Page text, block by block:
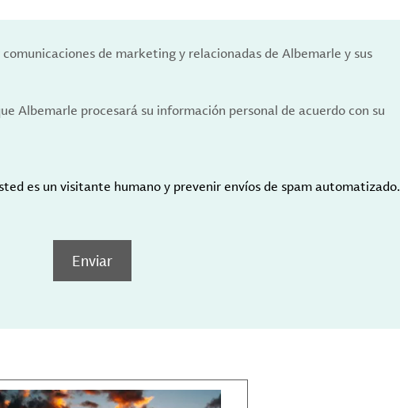
de marketing y relacionadas de Albemarle y sus
Albemarle procesará su información personal de acuerdo con su
es un visitante humano y prevenir envíos de spam automatizado.
Enviar